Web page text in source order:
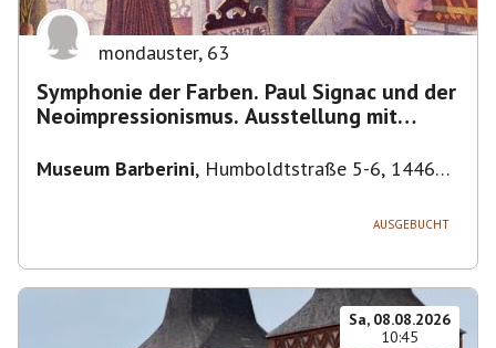
mondauster, 63
Symphonie der Farben. Paul Signac und der
Neoimpressionismus. Ausstellung mit
Museum Barberini, Humboldtstraße 5-6, 14467
AUSGEBUCHT
Sa, 08.08.2026
10:45